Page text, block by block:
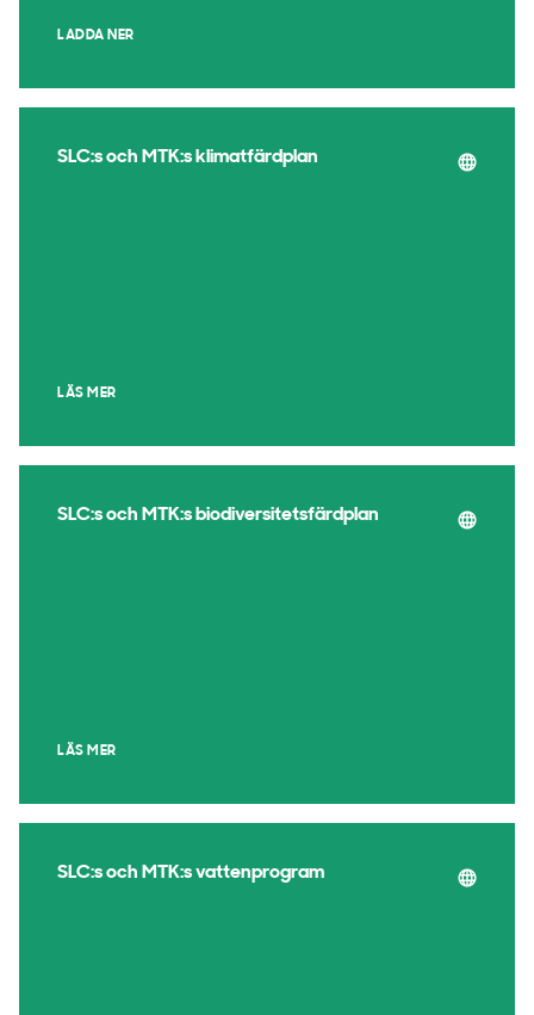
LADDA NER
SLC:s och MTK:s klimatfärdplan
LÄS MER
SLC:s och MTK:s biodiversitetsfärdplan
LÄS MER
SLC:s och MTK:s vattenprogram